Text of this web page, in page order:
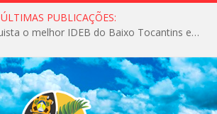
ÚLTIMAS PUBLICAÇÕES:
Igarapé-Miri conquista o melhor IDEB do Baixo Tocantins e avança na qualidade da educação pública